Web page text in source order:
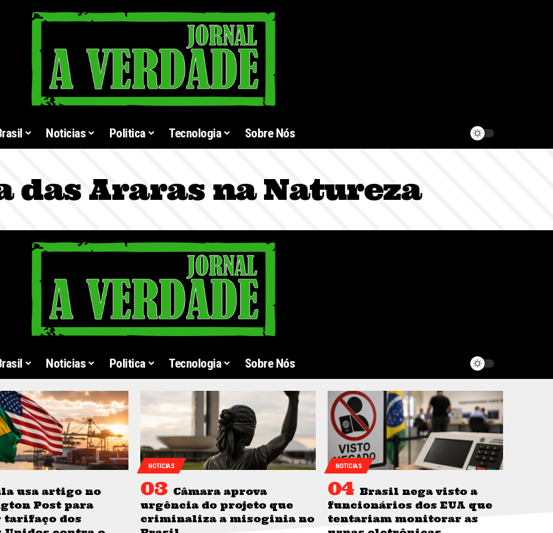
Noticias Politica Tecnologia Sobre Nós
das Araras na Natureza
Noticias Politica Tecnologia Sobre Nós
usa artigo no
Post para
tarifaço dos
NOTICIAS
Câmara aprova
urgência do projeto que
criminaliza a misoginia no
NOTICIAS
Brasil nega visto a
funcionários dos EUA que
tentariam monitorar as